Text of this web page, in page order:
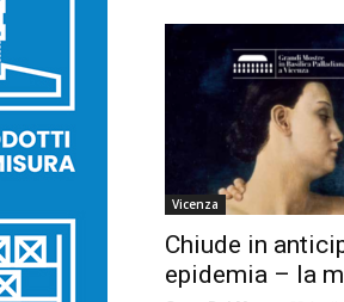
Vicenza
Chiude in
epidemia – la